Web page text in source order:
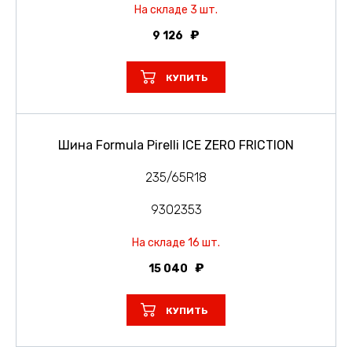
На складе 3 шт.
9 126
КУПИТЬ
Шина Formula Pirelli ICE ZERO FRICTION
235/65R18
9302353
На складе 16 шт.
15 040
КУПИТЬ